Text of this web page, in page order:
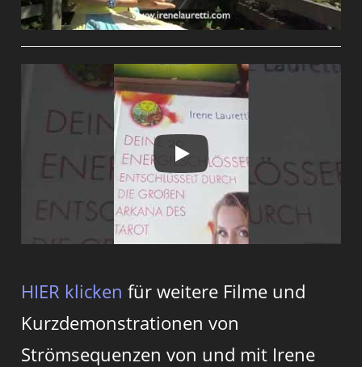
HIER klicken für weitere Filme und
Kurzdemonstrationen von
Strömsequenzen von und mit Irene